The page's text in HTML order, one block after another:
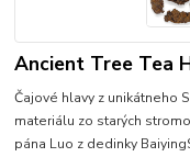
Ancient Tree Tea
Čajové hlavy z unikátneho
materiálu zo starých
pána Luo z dedinky